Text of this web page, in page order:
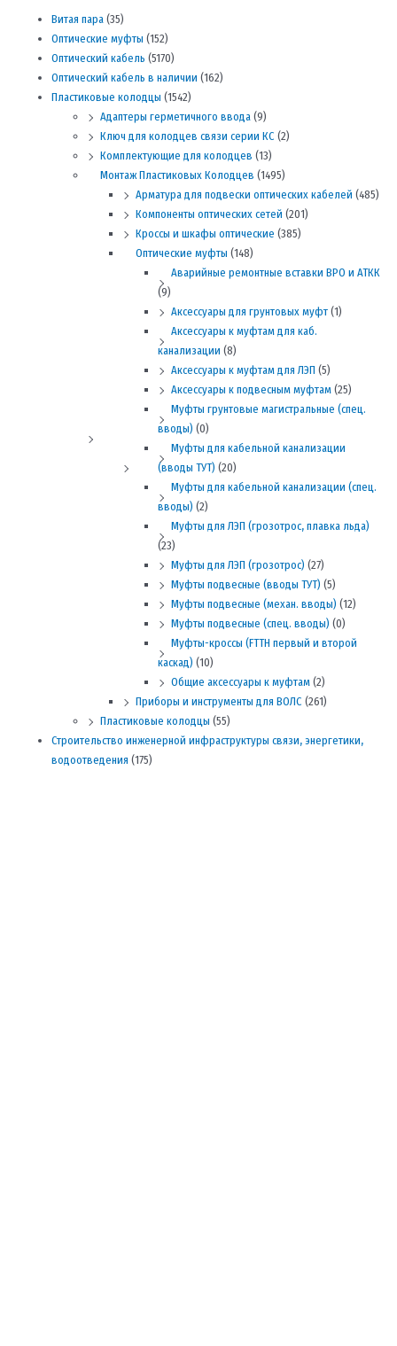
Витая пара(35)
Оптические муфты (152)
Оптический кабель (5170)
Оптический кабель в наличии (162)
Пластиковые колодцы (1542)
Адаптеры герметичного ввода(9)
Ключ для колодцев связи серии КС (2)
Комплектующие для колодцев (13)
Монтаж Пластиковых Колодцев (1495)
Арматура для подвески оптических кабелей (485)
Компоненты оптических сетей (201)
Кроссы и шкафы оптические (385)
Оптические муфты (148)
Аварийные ремонтные вставки ВРО и АТКК
(9)
Аксессуары для грунтовых муфт(1)
Аксессуары к муфтам для каб.
канализации (8)
Аксессуары к муфтам для ЛЭП (5)
Аксессуары к подвесным муфтам(25)
Муфты грунтовые магистральные (спец.
вводы) (0)
Муфты для кабельной канализации
(вводы ТУТ) (20)
Муфты для кабельной канализации (спец.
вводы) (2)
Муфты для ЛЭП (грозотрос, плавка льда)
(23)
Муфты для ЛЭП (грозотрос) (27)
Муфты подвесные (вводы ТУТ) (5)
Муфты подвесные (механ. вводы) (12)
Муфты подвесные (спец. вводы) (0)
Муфты-кроссы (FTTH первый и второй
каскад) (10)
Общие аксессуары к муфтам(2)
Приборы и инструменты для ВОЛС (261)
Пластиковые колодцы (55)
Строительство инженерной инфраструктуры связи, энергетики,
водоотведения (175)